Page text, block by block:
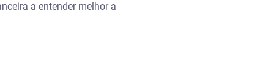
a entender melhor a